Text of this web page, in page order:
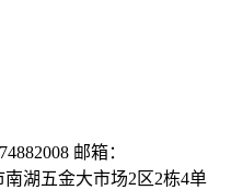
邮箱：
湖五金大市场2区2栋4单